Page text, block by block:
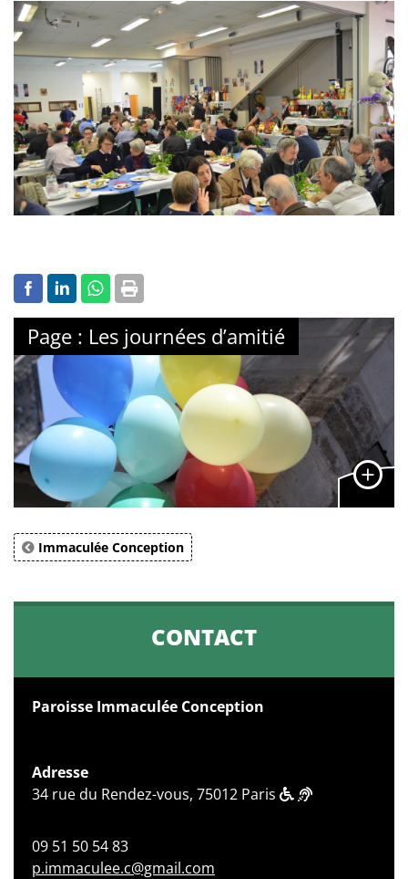
Page : Les journées d’amitié
Immaculée Conception
CONTACT
Paroisse Immaculée Conception
Adresse
34 rue du Rendez-vous, 75012 Paris
09 51 50 54 83
p.immaculee.c@gmail.com